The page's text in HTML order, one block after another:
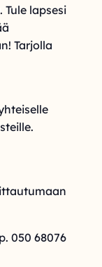
lapsesi
Tarjolla
050 68076